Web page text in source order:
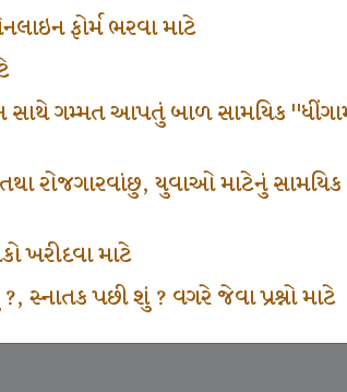
ફોર્મ ભરવા માટે
સાથે ગમ્મત આપતું બાળ સામયિક
રોજગારવાંછુ, યુવાઓ માટેનું સામયિક
ખરીદવા માટે
સ્નાતક પછી શું ? વગરે જેવા પ્રશ્નો માટે
1000